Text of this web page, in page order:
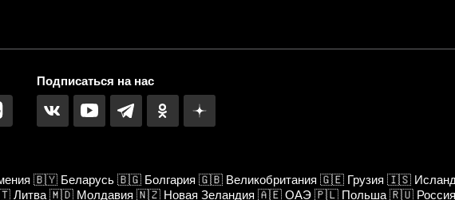
Подписаться на нас
🇧🇾 Беларусь 🇧🇬 Болгария 🇬🇧 Великобритания 🇬🇪 Грузия 🇮🇸
Литва 🇲🇩 Молдавия 🇳🇿 Новая Зеландия 🇦🇪 ОАЭ 🇵🇱 Польша 🇷🇺 Россия